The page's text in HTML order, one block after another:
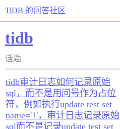
TiDB 的问答社区
tidb
话题
tidb审计日志如何记录原始
sql，而不是用问号作为占位
符，例如执行update test set
name='1'，审计日志记录原始
sql而不是记录update test set